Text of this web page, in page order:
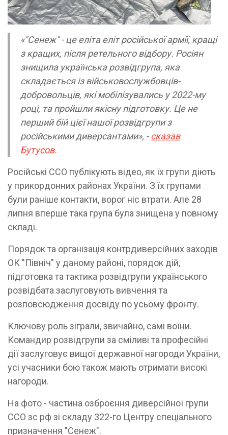
«"Сенеж" - це еліта еліт російської армії, кращі
з кращих, після ретельного відбору. Росіян
знищила українська розвідгрупа, яка
складається із військовослужбовців-
добровольців, які мобілізувались у 2022-му
році, та пройшли якісну підготовку. Це не
перший бій цієї нашої розвідгрупи з
російськими диверсантами», -сказав
Бутусов.
Російські ССО публікують відео, як їх групи діють
у прикордонних районах України. З їх групами
були раніше контакти, ворог ніс втрати. Але 28
липня вперше така група була знищена у повному
складі.
Порядок та організація контрдиверсійних заходів
ОК "Північ" у даному районі, порядок дій,
підготовка та тактика розвідгрупи українського
розвідбата заслуговують вивчення та
розповсюдження досвіду по усьому фронту.
Ключову роль зіграли, звичайно, самі воїни.
Командир розвідгрупи за сміливі та професійні
дії заслуговує вищої державної нагороди України,
усі учасники бою також мають отримати високі
нагороди.
На фото - частина озброєння диверсійної групи
ССО зс рф зі складу 322-го Центру спеціального
призначення "Сенеж".